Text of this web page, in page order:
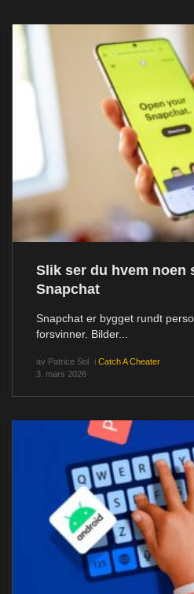
Slik ser du hvem noen
Snapchat
Snapchat er bygget rundt
forsvinner. Bilder...
av Patrice Sol i Catch A Cheater
3. mars 2026